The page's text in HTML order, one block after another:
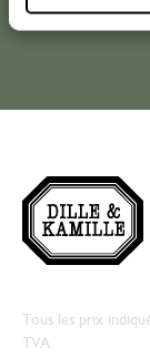
Tous les prix
TVA.